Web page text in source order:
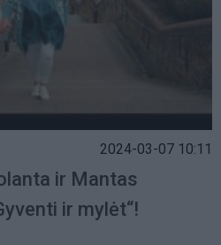
2024-03-07 10:11
ir Mantas
ir mylėt“!